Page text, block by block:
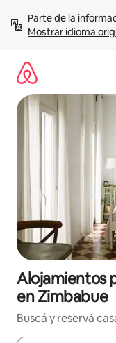
contenidoMostrar idioma
Alojamientos
en Zimbabue
Buscá y reservá